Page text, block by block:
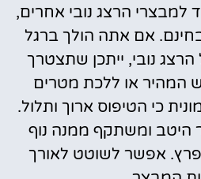
למבצרי הרצג נובי אחרים,
אם אתה הולך ברגל
נובי, ייתכן שתצטרך
המהיר או ללכת מטרים
כי הטיפוס ארוך ותלול.
ומשתקף ממנה נוף
אפשר לשוטט לאורך